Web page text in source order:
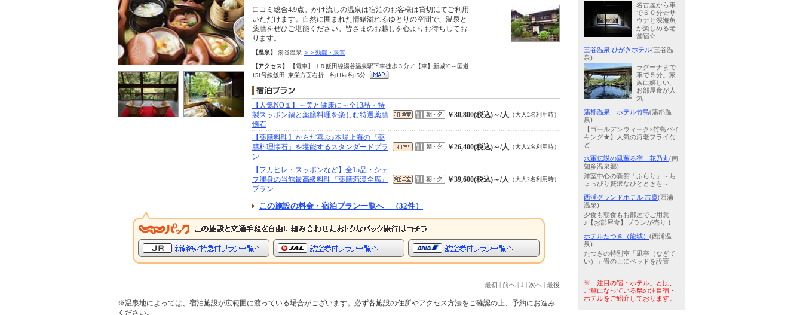
口コミ総合4.9点。かけ流しの温泉は宿泊のお客様は貸切にてご利用
いただけます。自然に囲まれた情緒溢れるゆとりの空間で、温泉と
薬膳をぜひご堪能ください。皆さまのお越しを心よりお待ちしてお
ります。
【温泉】 湯谷温泉 ＞＞効能・泉質
【アクセス】
【電車】ＪＲ飯田線湯谷温泉駅下車徒歩３分／【車】新城IC～国道
151号線飯田･東栄方面右折 約11㎞約15分
【人気NO１】～美と健康に～全13品・特
製スッポン鍋と薬膳料理を楽しむ特選薬膳
懐石
￥30,800(税込)～/人 （大人2名利用時）
【薬膳料理】からだ喜ぶ♪本場上海の『薬
膳料理懐石』を堪能するスタンダードプラ
ン
￥26,400(税込)～/人 （大人2名利用時）
【フカヒレ・スッポンなど】全15品・シェ
フ渾身の当館最高級料理『薬膳満漢全席』
プラン
￥39,600(税込)～/人 （大人2名利用時）
この施設の料金・宿泊プラン一覧へ （32件）
最初 | 前へ | 1 | 次へ | 最後
※温泉地によっては、宿泊施設が広範囲に渡っている場合がございます。必ず各施設の住所やアクセス方法をご確認の上、予約にお進み
ください。
名古屋から車
で６０分☆サ
ウナと深海魚
が楽しめる老
舗宿☆
三谷温泉 ひがきホテル(三谷温
泉)
ラグーナまで
車で５分。家
族に嬉しい、
お部屋食が人
気
蒲郡温泉 ホテル竹島(蒲郡温
泉)
【ゴールデンウィーク×竹島バイ
キング★】人気の海老フライな
ど
水軍伝説の風薫る宿 花乃丸(南
知多温泉郷)
洋室中心の新館「ふらり」～ち
ょっぴり贅沢なひとときを～
西浦グランドホテル 吉慶(西浦
温泉)
夕食も朝食もお部屋でご用意
♪【お部屋食】プランが売り！
ホテルたつき（龍城） (西浦温
泉)
たつきの特別室「凪亭（なぎて
い）」畳の上にベッドを設置
※「注目の宿・ホテル」とは、
ご覧になっている県の注目宿・
ホテルをご紹介しております。